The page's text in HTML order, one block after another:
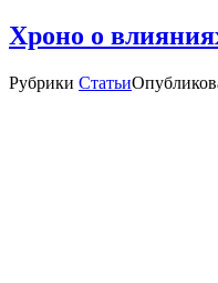
Хроно о
Рубрики Статьи